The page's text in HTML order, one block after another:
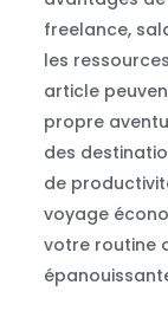
freelance,
les
article
propre
des
de
voyage
votre routine